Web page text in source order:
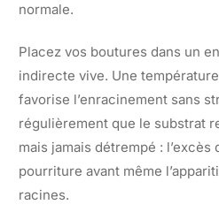
normale.
Placez vos boutures dans un
indirecte vive. Une
favorise l’enracinement sans
régulièrement que le substrat
mais jamais détrempé : l’excès
pourriture avant même
racines.